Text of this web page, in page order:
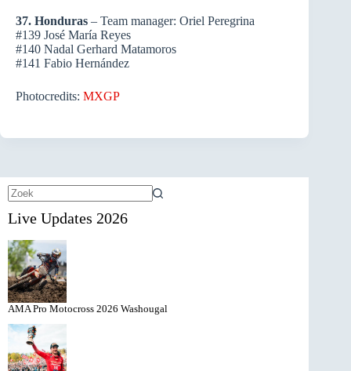
37. Honduras – Team manager: Oriel Peregrina
#139 José María Reyes
#140 Nadal Gerhard Matamoros
#141 Fabio Hernández
Photocredits: MXGP
resultaten
Live Updates 2026
AMA Pro Motocross 2026 Washougal